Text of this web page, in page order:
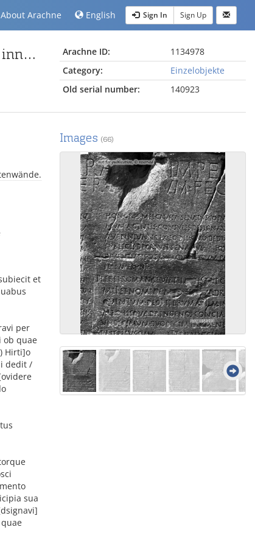
About Arachne English Sign In Sign Up
Monumentun Ancyranum, lateinische Fassung an den inneren Wänden des Pronaos Arachne ID:
1134978
Category:
Einzelobjekte
Old serial number:
140923
et
per
ob quae
Hirti]o
dedit /
sua
Images (66)